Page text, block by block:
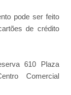
pode ser feito
de crédito
610 Plaza
Comercial